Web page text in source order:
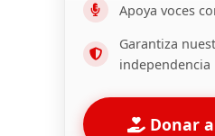
Apoya voces
Garantiza
independencia
Donar